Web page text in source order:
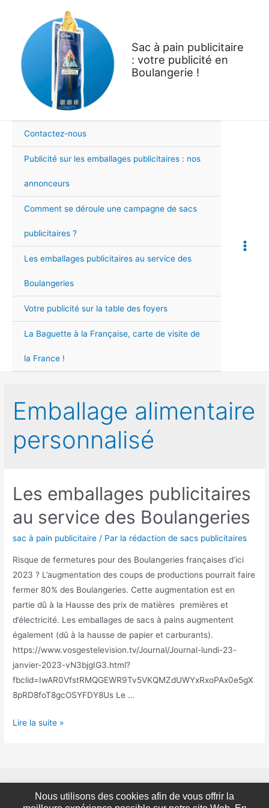
contenu
Sac à pain publicitaire
: votre publicité en
Boulangerie !
Contactez-nous
Publicité sur les emballages publicitaires : nos
annonceurs
Comment se déroule une campagne de sacs
publicitaires ?
Les emballages publicitaires au service des
Boulangeries
Votre publicité sur la table des foyers
La Baguette à la Française, carte de visite de
la France !
Main
Emballage alimentaire
personnalisé
Les emballages publicitaires
au service des Boulangeries
sac à pain publicitaire / Par la rédaction de sacs publicitaires
Risque de fermetures pour des Boulangeries françaises d’ici
2023 ? L’augmentation des coups de productions pourrait faire
fermer 80% des Boulangeries. Cette augmentation est en
partie dû à la Hausse des prix de matières premières et
d’électricité. Les emballages de sacs à pains augmentent
également (dû à la hausse de papier et carburants).
https://www.vosgestelevision.tv/Journal/Journal-lundi-23-
janvier-2023-vN3bjgIG3.html?
fbclid=IwAR0VfstRMQGEWR9Tv5VKQMZdUWYxRxoPAx0e5gX
8pRD8foT8gcOSYFDY8Us Le …
Les
service
Lire la suite »
Mentions légales
Nous utilisons des cookies afin de vous offrir la